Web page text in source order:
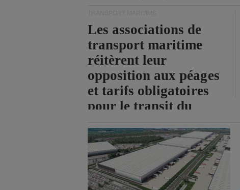
Les associations de
transport maritime
réitèrent leur
opposition aux péages
et tarifs obligatoires
pour le transit du